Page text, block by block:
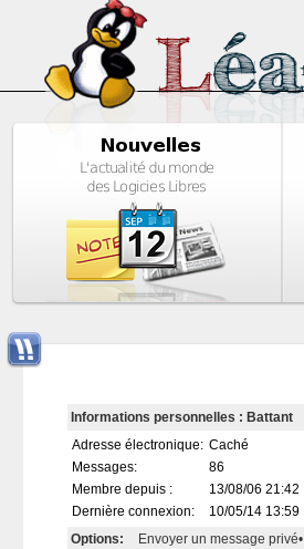
Informations personnelles : Battant
Adresse électronique: Caché
Messages:
86
Membre depuis :
13/08/06 21:42
Dernière connexion:
10/05/14 13:59
Options:
Envoyer un message privé•